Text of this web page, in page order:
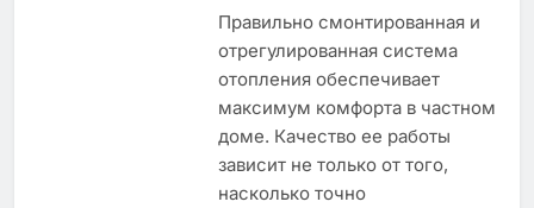
Правильно смонтированная и
отрегулированная система
отопления обеспечивает
максимум комфорта в частном
доме. Качество ее работы
зависит не только от того,
насколько точно